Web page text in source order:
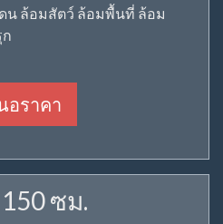
น ล้อมสัตว์ ล้อมพื้นที่ ล้อม
อราคา
ซม.